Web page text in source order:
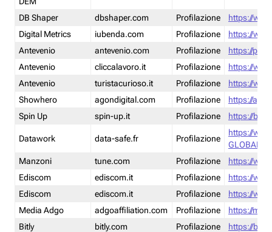
DB Shaper
dbshaper.com Profilazione
https://
Digital Metrics
iubenda.com Profilazione
https://
Antevenio
antevenio.com Profilazione
https://
Antevenio
cliccalavoro.it Profilazione
https://
Antevenio
turistacurioso.it Profilazione
https://
Showhero
agondigital.com Profilazione
https://
Spin Up
spin-up.it Profilazione https://
Datawork data-safe.fr Profilazione
https://
GLOBAL-
Manzoni
tune.com Profilazione
https://
Ediscom
ediscom.it Profilazione
https://
Ediscom
ediscom.it Profilazione
https://
Media Adgo
adgoaffiliation.com Profilazione
https://
Bitly
bitly.com Profilazione https://